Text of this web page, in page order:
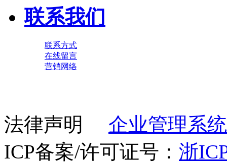
联系我们
联系方式
在线留言
营销网络
法律声明 企业管理系
ICP备案/许可证号： 浙